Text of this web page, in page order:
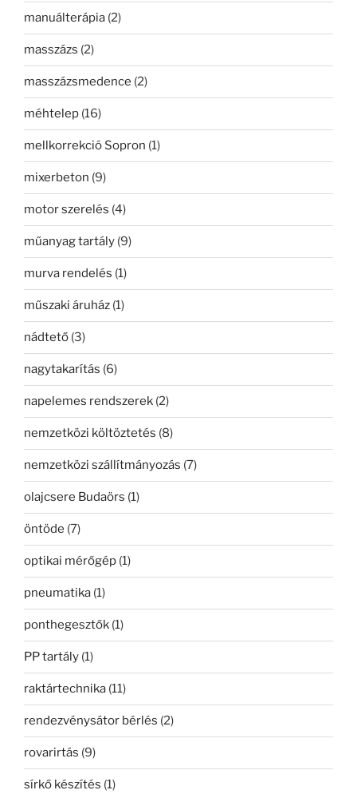
manuálterápia (2)
masszázs (2)
masszázsmedence (2)
méhtelep (16)
mellkorrekció Sopron (1)
mixerbeton (9)
motor szerelés (4)
műanyag tartály (9)
murva rendelés (1)
műszaki áruház (1)
nádtető (3)
nagytakarítás (6)
napelemes rendszerek (2)
nemzetközi költöztetés (8)
nemzetközi szállítmányozás (7)
olajcsere Budaörs (1)
öntöde (7)
optikai mérőgép (1)
pneumatika (1)
ponthegesztők (1)
PP tartály (1)
raktártechnika (11)
rendezvénysátor bérlés (2)
rovarirtás (9)
sírkő készítés (1)